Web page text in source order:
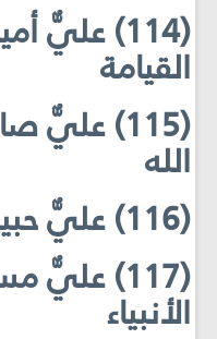
(114)
القيامة
(115)
الله
(116) عليٌّ حبيب قلب رسول الله
(117) عليٌّ
الأنبياء